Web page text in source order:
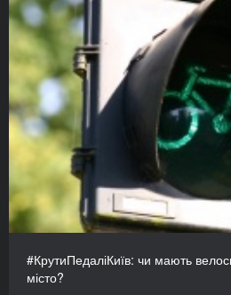
#КрутиПедаліКиїв: чи мають
місто?